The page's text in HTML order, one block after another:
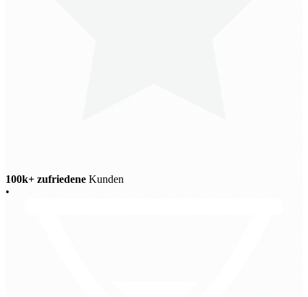
100k+ zufriedene Kunden
•